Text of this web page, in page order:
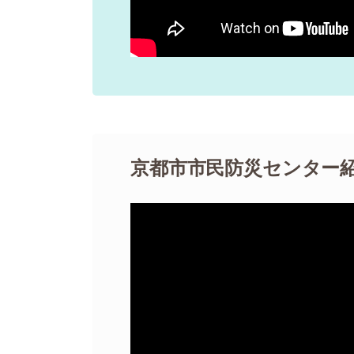
京都市市民防災センター